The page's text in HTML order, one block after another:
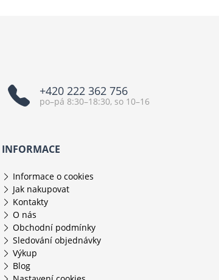
+420 222 362 756
po–pá 8:30–18:30, so 10–16
INFORMACE
Informace o cookies
Jak nakupovat
Kontakty
O nás
Obchodní podmínky
Sledování objednávky
Výkup
Blog